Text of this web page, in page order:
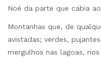
Noé da parte que cabia
Montanhas que, de
avistadas; verdes,
mergulhos nas lagoas,